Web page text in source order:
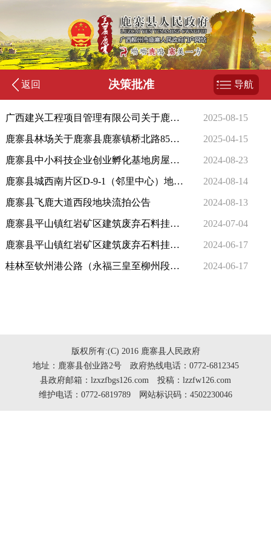
返回 决策批准 导航
广西建兴工程项目管理有限公司关于鹿寨县导江乡全民健身中心建设项目（LZZC2025-C2-230070-GXJX）废标公告 2025-08-15
鹿寨县林场关于鹿寨县鹿寨镇桥北路85号仓库租赁权拍卖拍卖结果 2025-04-15
鹿寨县中小科技企业创业孵化基地房屋租赁（超市）竞租废标公告 2024-08-23
鹿寨县城西南片区D-9-1（邻里中心）地块流拍公告 2024-08-14
鹿寨县飞鹿大道西段地块流拍公告 2024-08-13
鹿寨县平山镇红岩矿区建筑废弃石料挂牌出让成交公示 2024-07-04
鹿寨县平山镇红岩矿区建筑废弃石料挂牌出让公告 2024-06-17
桂林至钦州港公路（永福三皇至柳州段）YLTJ1 标段二分部一工区场站建设场地与弃土场平整建筑废弃石料挂牌出让公告 2024-06-17
版权所有:(C) 2016 鹿寨县人民政府
地址：鹿寨县创业路2号 政府热线电话：0772-6812345
县政府邮箱：lzxzfbgs126.com 投稿：lzzfw126.com
维护电话：0772-6819789 网站标识码：4502230046